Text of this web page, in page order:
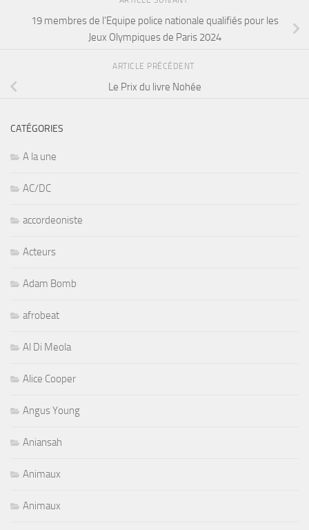
19 membres de l’Equipe police nationale qualifiés pour les
Jeux Olympiques de Paris 2024
ARTICLE PRÉCÉDENT
Le Prix du livre Nohée
CATÉGORIES
A la une
AC/DC
accordeoniste
Acteurs
Adam Bomb
afrobeat
Al Di Meola
Alice Cooper
Angus Young
Aniansah
Animaux
Animaux